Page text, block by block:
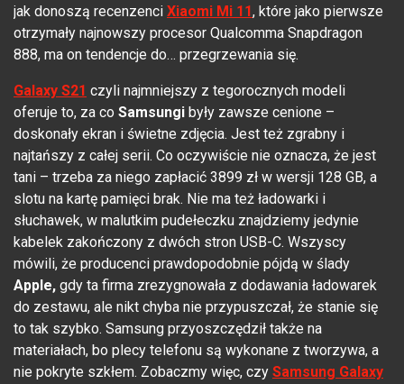
jak donoszą recenzenci Xiaomi Mi 11, które jako pierwsze
otrzymały najnowszy procesor Qualcomma Snapdragon
888, ma on tendencje do… przegrzewania się.
Galaxy S21 czyli najmniejszy z tegorocznych modeli
oferuje to, za co Samsungi były zawsze cenione –
doskonały ekran i świetne zdjęcia. Jest też zgrabny i
najtańszy z całej serii. Co oczywiście nie oznacza, że jest
tani – trzeba za niego zapłacić 3899 zł w wersji 128 GB, a
slotu na kartę pamięci brak. Nie ma też ładowarki i
słuchawek, w malutkim pudełeczku znajdziemy jedynie
kabelek zakończony z dwóch stron USB-C. Wszyscy
mówili, że producenci prawdopodobnie pójdą w ślady
Apple, gdy ta firma zrezygnowała z dodawania ładowarek
do zestawu, ale nikt chyba nie przypuszczał, że stanie się
to tak szybko. Samsung przyoszczędził także na
materiałach, bo plecy telefonu są wykonane z tworzywa, a
nie pokryte szkłem. Zobaczmy więc, czy Samsung Galaxy